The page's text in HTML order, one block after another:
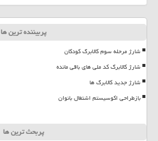
پربیننده ترین ها
شارژ مرحله سوم کالابرگ کودکان
شارژ کالابرگ کد ملی های باقی مانده
شارژ جدید کالابرگ ها
بازطراحی اکوسیستم اشتغال بانوان
پربحث ترین ها